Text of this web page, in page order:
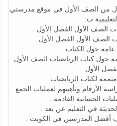
من الصف الأول في موقع مدرستي
التعليمية ب:
الصف الأول الفصل الأول .
الصف الأول الفصل الأول .
عامة حول الكتاب .
حول كتاب الرياضيات الصف الأول
الأول.
لكتاب الرياضيات .
الأرقام وتأهيبهم لعمليات الجمع
الحسابية القادمة .
في التعليم عن بعد .
أفضل المدرسين في الكويت .